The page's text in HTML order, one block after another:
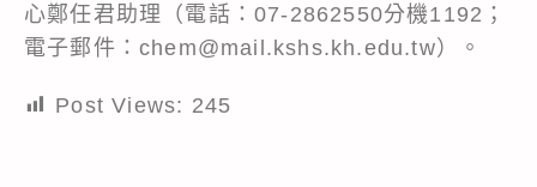
心鄭任君助理（電話：07-2862550分機1192；
電子郵件：chem@mail.kshs.kh.edu.tw）。
Post Views: 245